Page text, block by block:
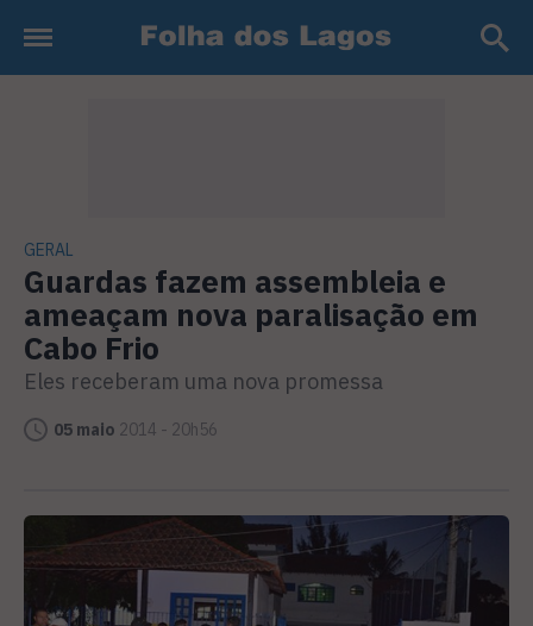
GERAL
Guardas fazem assembleia e
ameaçam nova paralisação em
Cabo Frio
Eles receberam uma nova promessa
05 maio 2014 - 20h56